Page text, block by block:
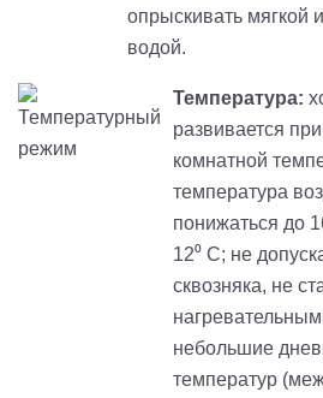
опрыскивать мягкой
водой.
Температура:
развивается
комнатной
температура
понижаться до
12⁰ С; не
сквозняка, не
небольшие
температур